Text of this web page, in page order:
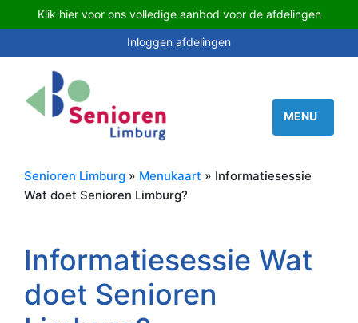
Klik hier voor ons volledige aanbod voor de afdelingen
Inloggen afdelingen
Senioren Limburg » Menukaart » Informatiesessie
Wat doet Senioren Limburg?
Informatiesessie Wat
doet Senioren